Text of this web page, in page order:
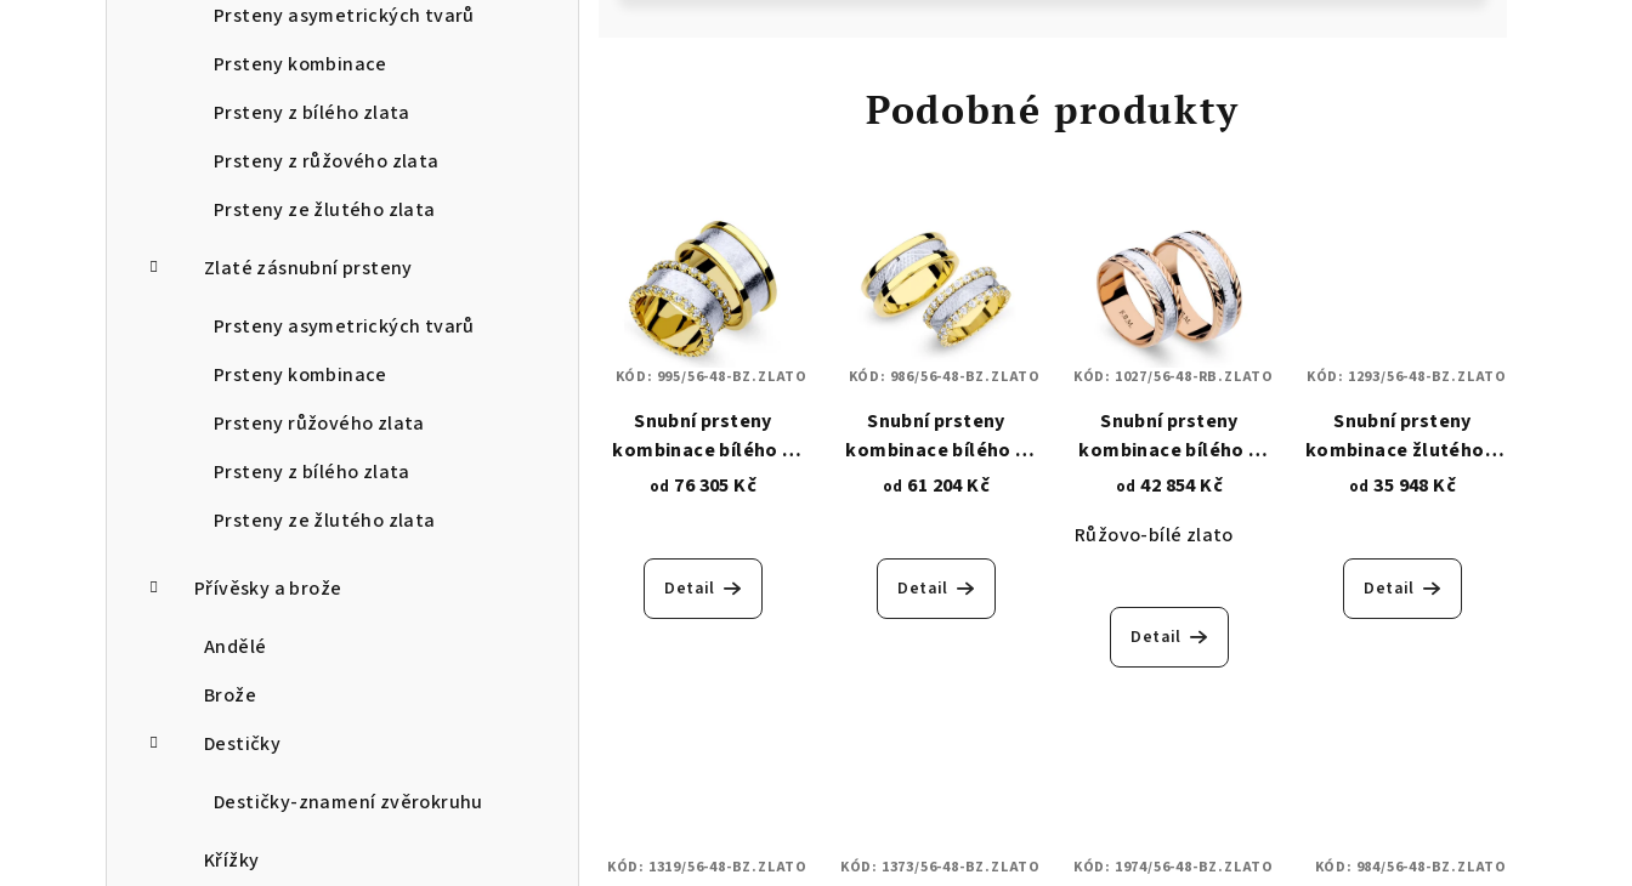
Prsteny asymetrických tvarů
Prsteny kombinace
Prsteny z bílého zlata
Prsteny z růžového zlata
Prsteny ze žlutého zlata
Zlaté zásnubní prsteny
Prsteny asymetrických tvarů
Prsteny kombinace
Prsteny růžového zlata
Prsteny z bílého zlata
Prsteny ze žlutého zlata
Přívěsky a brože
Andělé
Brože
Destičky
Destičky-znamení zvěrokruhu
Křížky
Podobné produkty
Snubní prsteny
kombinace bílého a
žlutého zlata -
od 76 305 Kč
Detail
KÓD: 995/56-48-BZ.ZLATO
Snubní prsteny
kombinace bílého a
žlutého zlata -
od 61 204 Kč
Detail
KÓD: 986/56-48-BZ.ZLATO
Snubní prsteny
kombinace bílého a
růžového zlata -
diamantovým brusem
od 42 854 Kč
Růžovo-bílé zlato
Detail
KÓD: 1027/56-48-RB.ZLATO
Snubní prsteny
kombinace žlutého a
bílého zlata - vyřízlý
od 35 948 Kč
Detail
KÓD: 1293/56-48-BZ.ZLATO
KÓD: 1319/56-48-BZ.ZLATO KÓD: 1373/56-48-BZ.ZLATO KÓD: 1974/56-48-BZ.ZLATO KÓD: 984/56-48-BZ.ZLATO